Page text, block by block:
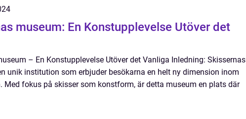
museum: En Konstupplevelse Utöver det
– En Konstupplevelse Utöver det Vanliga Inledning: Skissernas
unik institution som erbjuder besökarna en helt ny dimension inom
Med fokus på skisser som konstform, är detta museum en plats där